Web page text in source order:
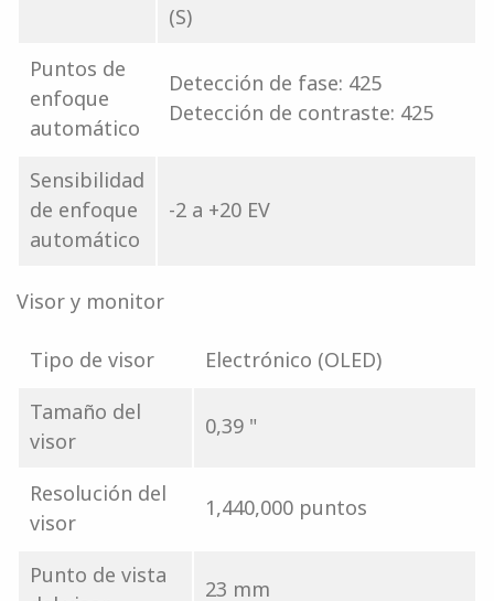
(S)
Puntos de
enfoque
automático
Detección de fase: 425
Detección de contraste: 425
Sensibilidad
de enfoque
automático
-2 a +20 EV
Visor y monitor
Tipo de visor
Electrónico (OLED)
Tamaño del
visor
0,39 "
Resolución del
visor
1,440,000 puntos
Punto de vista
23 mm